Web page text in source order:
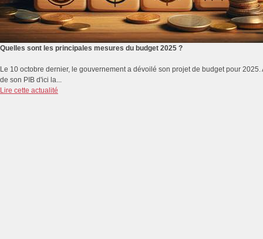
Quelles sont les principales mesures du budget 2025 ?
Le 10 octobre dernier, le gouvernement a dévoilé son projet de budget pour
de son PIB d'ici la...
Lire cette actualité